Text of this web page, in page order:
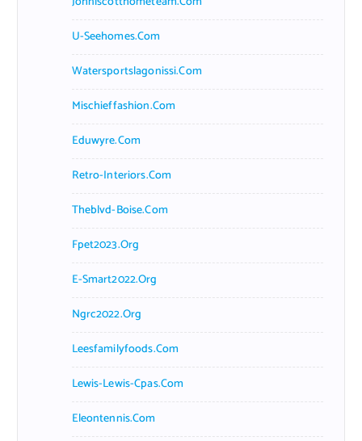
U-Seehomes.com
Watersportslagonissi.com
Mischieffashion.com
Eduwyre.com
Retro-Interiors.com
Theblvd-Boise.com
Fpet2023.org
E-Smart2022.org
Ngrc2022.org
Leesfamilyfoods.com
Lewis-Lewis-Cpas.com
Eleontennis.com